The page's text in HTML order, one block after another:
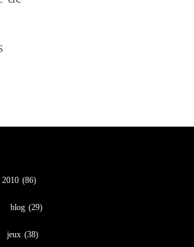
2010 (86)
blog (29)
jeux (38)